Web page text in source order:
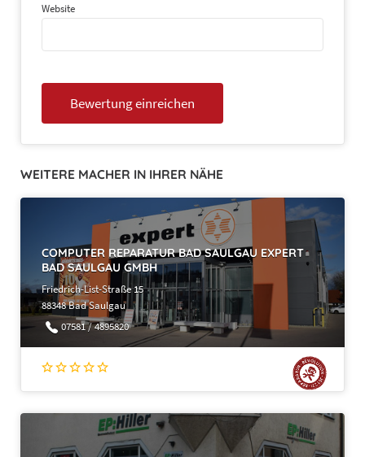
Website
WEITERE MACHER IN IHRER NÄHE
COMPUTER REPARATUR BAD SAULGAU EXPERT
BAD SAULGAU GMBH
Friedrich-List-Straße 15
88348 Bad Saulgau
07581 / 4895820